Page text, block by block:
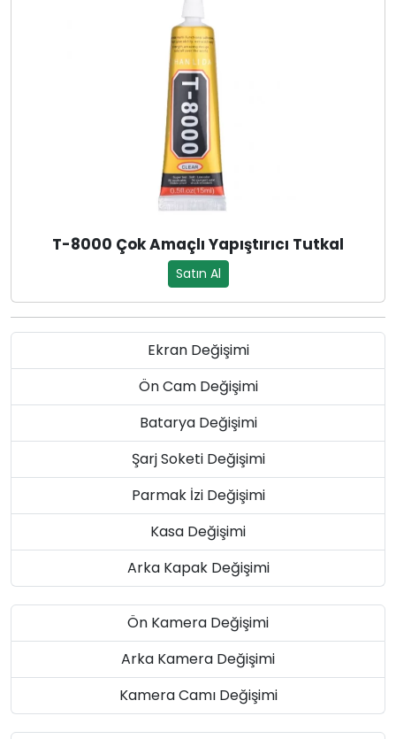
T-8000 Çok Amaçlı Yapıştırıcı Tutkal
Satın Al
Ekran Değişimi
Ön Cam Değişimi
Batarya Değişimi
Şarj Soketi Değişimi
Parmak İzi Değişimi
Kasa Değişimi
Arka Kapak Değişimi
Ön Kamera Değişimi
Arka Kamera Değişimi
Kamera Camı Değişimi